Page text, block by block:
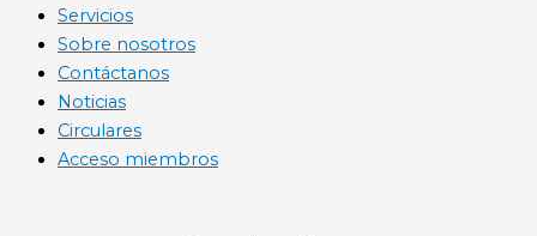
Servicios
Sobre nosotros
Contáctanos
Noticias
Circulares
Acceso miembros